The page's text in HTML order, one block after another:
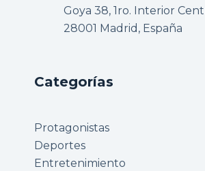
Goya 38, 1ro. Interior
28001 Madrid, España
Categorías
Protagonistas
Deportes
Entretenimiento